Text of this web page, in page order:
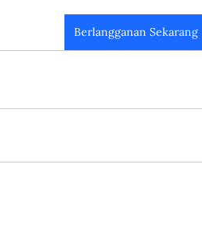
Berlangganan Sekarang